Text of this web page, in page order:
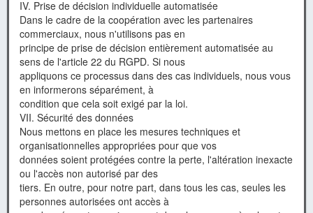
IV. Prise de décision individuelle automatisée
Dans le cadre de la coopération avec les partenaires
commerciaux, nous n'utilisons pas en
principe de prise de décision entièrement automatisée au
sens de l'article 22 du RGPD. Si nous
appliquons ce processus dans des cas individuels, nous vous
en informerons séparément, à
condition que cela soit exigé par la loi.
VII. Sécurité des données
Nous mettons en place les mesures techniques et
organisationnelles appropriées pour que vos
données soient protégées contre la perte, l'altération inexacte
ou l'accès non autorisé par des
tiers. En outre, pour notre part, dans tous les cas, seules les
personnes autorisées ont accès à